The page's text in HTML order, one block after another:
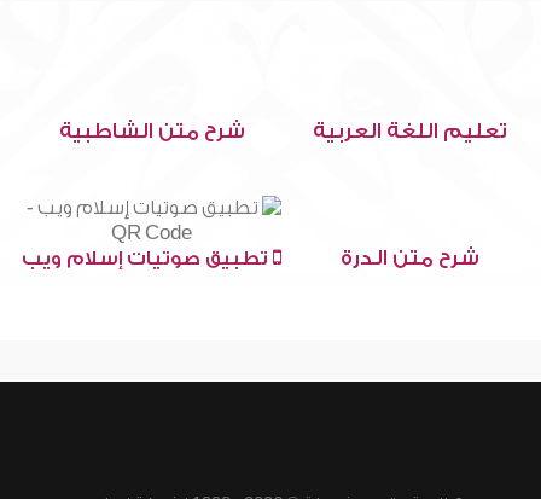
تعليم اللغة العربية شرح متن الشاطبية
شرح متن الدرة تطبيق صوتيات إسلام ويب